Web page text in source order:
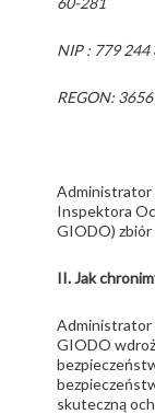
NIP : 779 244
REGON:
Administrator
Inspektora
GIODO) zbiór
II. Jak
Administrator
GIODO
skuteczną